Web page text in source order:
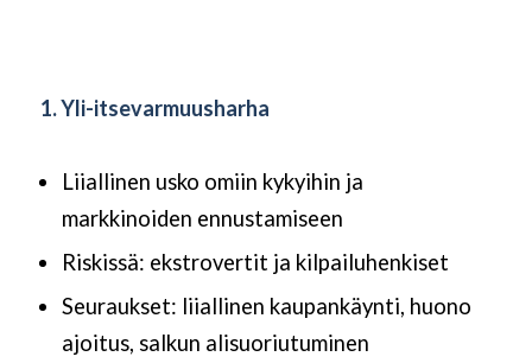
1. Yli-itsevarmuusharha
Liiallinen usko omiin kykyihin ja
markkinoiden ennustamiseen
Riskissä: ekstrovertit ja kilpailuhenkiset
Seuraukset: liiallinen kaupankäynti, huono
ajoitus, salkun alisuoriutuminen